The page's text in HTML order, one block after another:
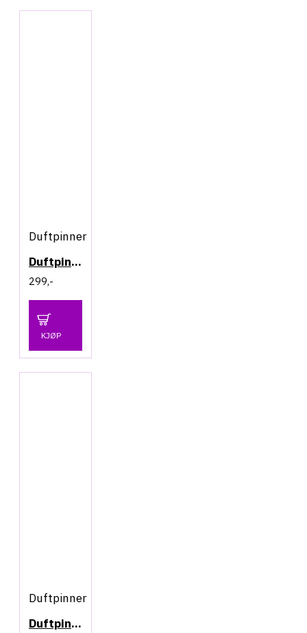
Duftpinner
Duftpinner - Lime & Ginger
299,-
KJØP
Duftpinner
Duftpinner - Sage & Rosemary